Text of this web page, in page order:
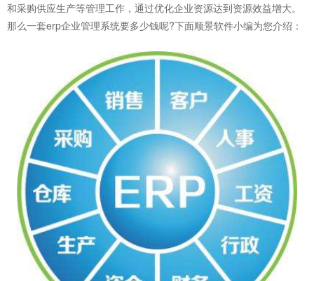
和采购供应生产等管理工作，通过优化企业资源达到资源效益增大。
那么一套erp企业管理系统要多少钱呢?下面顺景软件小编为您介绍：